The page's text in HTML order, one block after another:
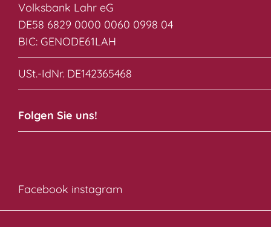
Volksbank Lahr eG
DE58 6829 0000 0060 0998 04
BIC: GENODE61LAH
USt.-IdNr. DE142365468
Folgen Sie uns!
Facebook instagram